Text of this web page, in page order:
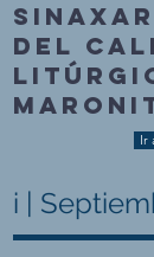
DEL
Ir
i |